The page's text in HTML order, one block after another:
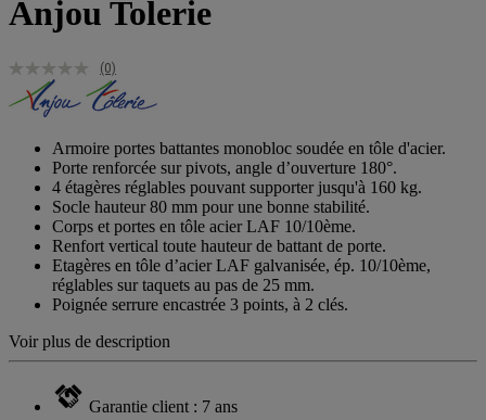
Anjou Tolerie
(0)
Armoire portes battantes monobloc soudée en tôle d'acier.
Porte renforcée sur pivots, angle d’ouverture 180°.
4 étagères réglables pouvant supporter jusqu'à 160 kg.
Socle hauteur 80 mm pour une bonne stabilité.
Corps et portes en tôle acier LAF 10/10ème.
Renfort vertical toute hauteur de battant de porte.
Etagères en tôle d’acier LAF galvanisée, ép. 10/10ème,
réglables sur taquets au pas de 25 mm.
Poignée serrure encastrée 3 points, à 2 clés.
Voir plus de description
Garantie client : 7 ans